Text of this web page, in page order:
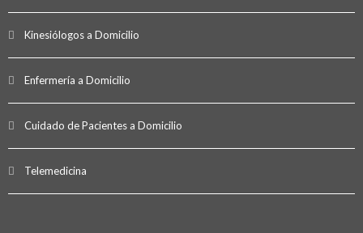
Kinesiólogos a Domicilio
Enfermería a Domicilio
Cuidado de Pacientes a Domicilio
Telemedicina